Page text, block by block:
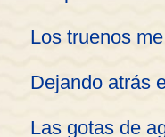
Los truenos
Dejando atrás
Las gotas de